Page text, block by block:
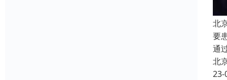
北
要
通
北
23-